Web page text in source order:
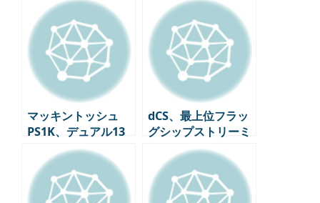
ートメント・エディ
ションを語る
ンプ国内発売！
マッキントッシュ
PS1K、デュアル13
インチ-1000Wの新
型フラッグシップサ
ブウーファーを正式
発売！
dCS、最上位フラッ
グシップストリーミ
ングシステム
「Varèse」公式発
表！